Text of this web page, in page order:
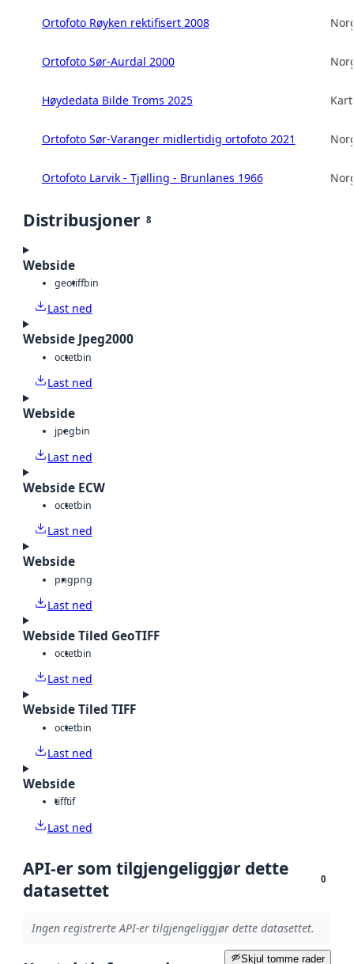
Ortofoto Røyken rektifisert 2008
Ortofoto Sør-Aurdal 2000
Høydedata Bilde Troms 2025
Ortofoto Sør-Varanger midlertidig ortofoto 2021
Ortofoto Larvik - Tjølling - Brunlanes 1966
Distribusjoner 8
Webside
geotiffbin
Last ned
Webside Jpeg2000
octetbin
Last ned
Webside
jpegbin
Last ned
Webside ECW
octetbin
Last ned
Webside
pngpng
Last ned
Webside Tiled GeoTIFF
octetbin
Last ned
Webside Tiled TIFF
octetbin
Last ned
Webside
tifftif
Last ned
API-er som tilgjengeliggjør dette
datasettet
0
Ingen registrerte API-er tilgjengeliggjør dette datasettet.
Skjul tomme rader